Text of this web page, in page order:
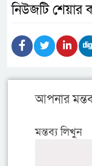
নিউজটি শেয়ার
আপনার
মন্তব্য লিখুন